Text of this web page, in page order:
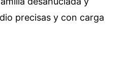
precisas y con carga